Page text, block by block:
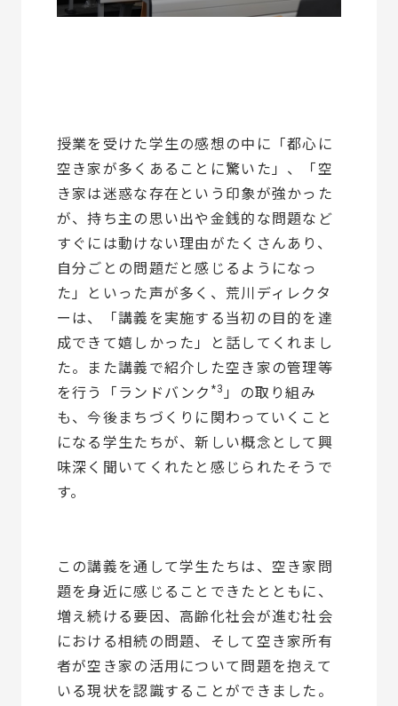
授業を受けた学生の感想の中に「都心に
空き家が多くあることに驚いた」、「空
き家は迷惑な存在という印象が強かった
が、持ち主の思い出や金銭的な問題など
すぐには動けない理由がたくさんあり、
自分ごとの問題だと感じるようになっ
た」といった声が多く、荒川ディレクタ
ーは、「講義を実施する当初の目的を達
成できて嬉しかった」と話してくれまし
た。また講義で紹介した空き家の管理等
を行う「ランドバンク *3 」の取り組み
も、今後まちづくりに関わっていくこと
になる学生たちが、新しい概念として興
味深く聞いてくれたと感じられたそうで
す。
この講義を通して学生たちは、空き家問
題を身近に感じることできたとともに、
増え続ける要因、高齢化社会が進む社会
における相続の問題、そして空き家所有
者が空き家の活用について問題を抱えて
いる現状を認識することができました。